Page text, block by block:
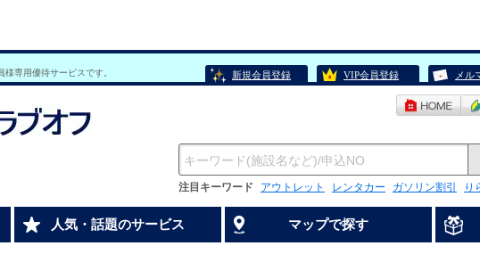
様専用優待サービスです。 新規会員登録 VIP会員登録 メル
注目キーワード アウトレット レンタカー ガソリン割引 り
人気・話題のサービス マップで探す